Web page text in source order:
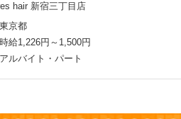
hair 新宿三丁目店
東京都
時給1,226円～1,500円
アルバイト・パート